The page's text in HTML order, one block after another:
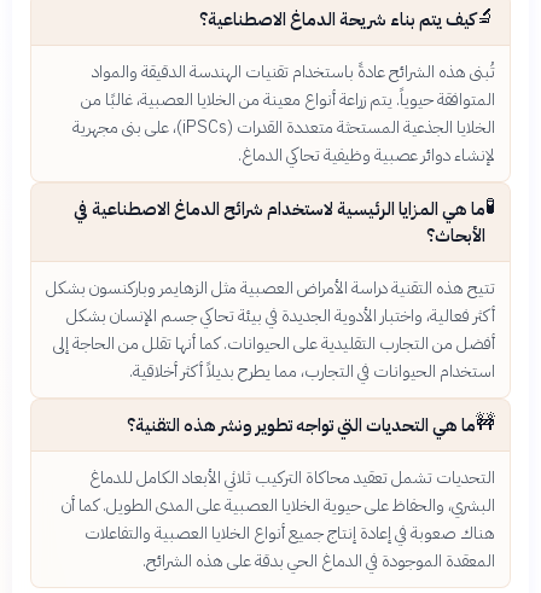
🔬كيف يتم بناء شريحة الدماغ الاصطناعية؟
تُبنى هذه الشرائح عادةً باستخدام تقنيات الهندسة الدقيقة والمواد
المتوافقة حيوياً. يتم زراعة أنواع معينة من الخلايا العصبية، غالبًا من
الخلايا الجذعية المستحثة متعددة القدرات (iPSCs)، على بنى مجهرية
لإنشاء دوائر عصبية وظيفية تحاكي الدماغ.
🧪ما هي المزايا الرئيسية لاستخدام شرائح الدماغ الاصطناعية في
الأبحاث؟
تتيح هذه التقنية دراسة الأمراض العصبية مثل الزهايمر وباركنسون بشكل
أكثر فعالية، واختبار الأدوية الجديدة في بيئة تحاكي جسم الإنسان بشكل
أفضل من التجارب التقليدية على الحيوانات. كما أنها تقلل من الحاجة إلى
استخدام الحيوانات في التجارب، مما يطرح بديلاً أكثر أخلاقية.
🚧ما هي التحديات التي تواجه تطوير ونشر هذه التقنية؟
التحديات تشمل تعقيد محاكاة التركيب ثلاثي الأبعاد الكامل للدماغ
البشري، والحفاظ على حيوية الخلايا العصبية على المدى الطويل. كما أن
هناك صعوبة في إعادة إنتاج جميع أنواع الخلايا العصبية والتفاعلات
المعقدة الموجودة في الدماغ الحي بدقة على هذه الشرائح.